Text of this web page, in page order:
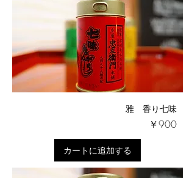
雅 香り七味
価格
￥900
カートに追加する